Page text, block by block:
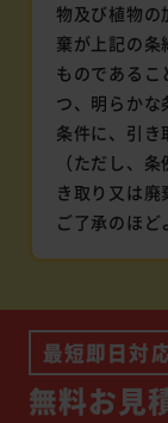
物及び植物の
棄が上記の条
ものである
つ、明らかな
条件に、引き
（ただし、
き取り又は廃
ご了承のほど
最短即日対
無料お見